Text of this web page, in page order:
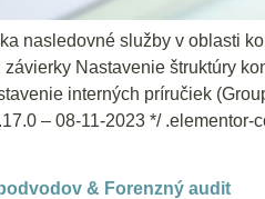
nasledovné služby v oblasti
Nastavenie štruktúry
interných príručiek
– 08-11-2023 */
& Forenzný audit